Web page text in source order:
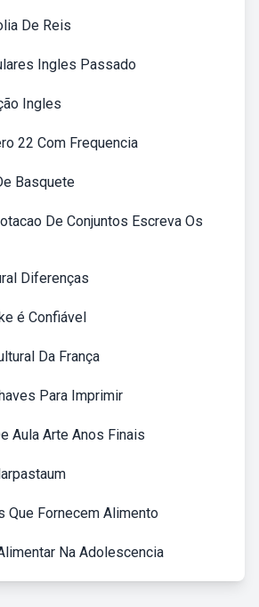
De Reis
Ingles Passado
Ingles
22 Com Frequencia
Basquete
De Conjuntos Escreva Os
Diferenças
é Confiável
Da França
Para Imprimir
Aula Arte Anos Finais
Que Fornecem Alimento
Na Adolescencia